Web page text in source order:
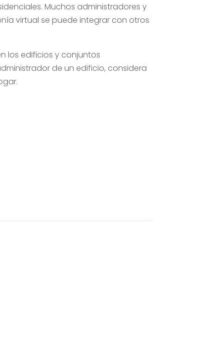
Muchos administradores y
virtual se puede integrar con otros
los edificios y conjuntos
de un edificio, considera